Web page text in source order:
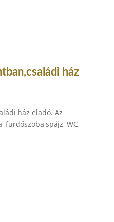
ház
ház eladó. Az
WC,